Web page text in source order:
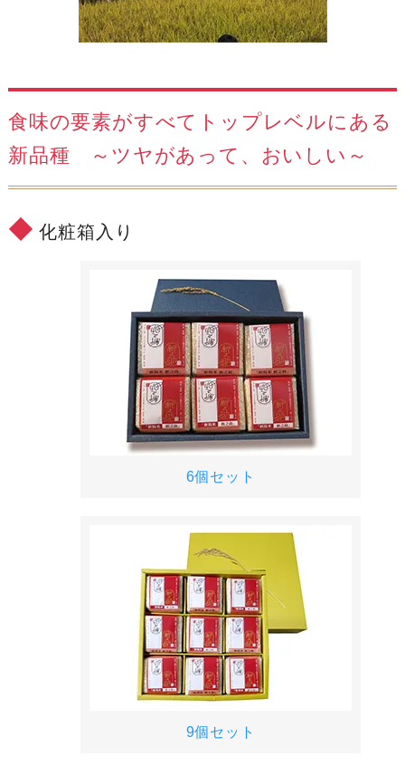
食味の要素がすべてトップレベルにある
新品種 ～ツヤがあって、おいしい～
化粧箱入り
6個セット
9個セット